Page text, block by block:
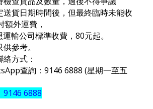
貨日期時間後，但最終臨時未能收
額外運費，
輸公司標準收費，80元起。
參考。
方式：
查詢：9146 6888 (星期一至五
9146 6888